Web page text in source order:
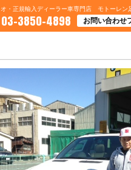
・正規輸入ディーラー車専門店 モトーレン
03-3850-4898 お問い合わせ